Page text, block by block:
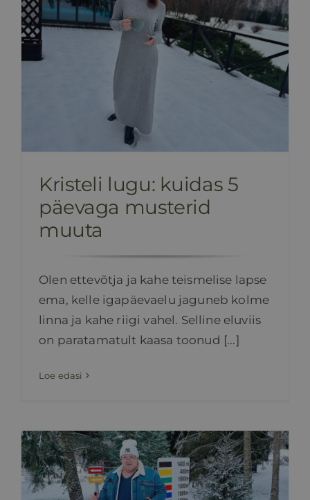
Kristeli lugu: kuidas 5
päevaga musterid
muuta
Olen ettevõtja ja kahe teismelise lapse
ema, kelle igapäevaelu jaguneb kolme
linna ja kahe riigi vahel. Selline eluviis
on paratamatult kaasa toonud [...]
Loe edasi